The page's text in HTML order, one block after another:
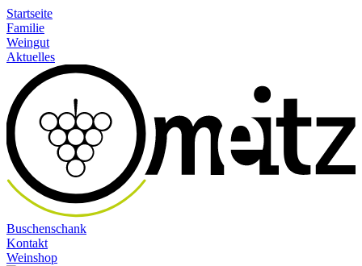
Startseite
Familie
Weingut
Aktuelles
Buschenschank
Kontakt
Weinshop